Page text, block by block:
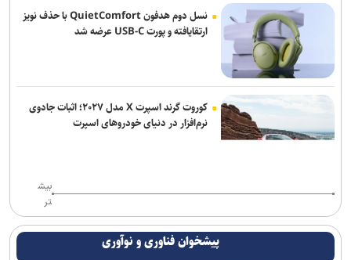
بررسی راهکار‌های تاب آوری و خدمات مستمر آب در شرایط جنگی
آغاز ثبت‌نام دهمین دوره طرح شهید احمدی‌روشن ویژه استادان متقاضی
راهبری هسته‌های مسئله‌محور
نسل دوم هدفون QuietComfort با حذف نویز
ارتقایافته و پورت USB-C عرضه شد
کوروت گرند اسپرت X مدل ۲۰۲۷؛ اثبات جادوی
نرم‌افزار در دنیای خودروهای اسپرت
بیش
تر
پیشخوان فناوری و نوآوری